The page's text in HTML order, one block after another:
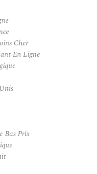
Cher
En Ligne
Bas Prix